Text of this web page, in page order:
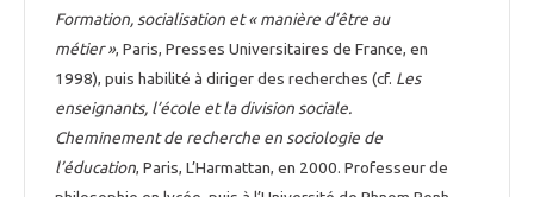
Formation, socialisation et « manière d’être au
métier », Paris, Presses Universitaires de France, en
1998), puis habilité à diriger des recherches (cf. Les
enseignants, l’école et la division sociale.
Cheminement de recherche en sociologie de
l’éducation, Paris, L’Harmattan, en 2000. Professeur de